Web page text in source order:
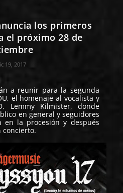
los primeros
el próximo 28 de
19, 2017
a reunir para la segunda
, el homenaje al vocalista y
Lemmy Kilmister, donde
en general y seguidores
en la procesión y después